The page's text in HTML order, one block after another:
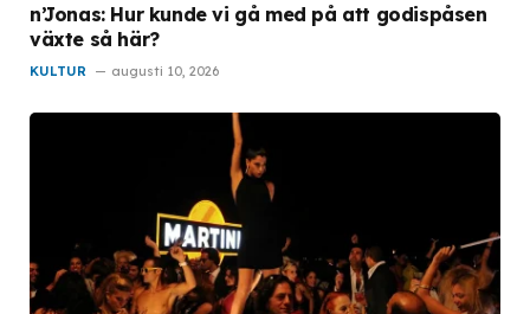
n’Jonas: Hur kunde vi gå med på att godispåsen
växte så här?
KULTUR augusti 10, 2026